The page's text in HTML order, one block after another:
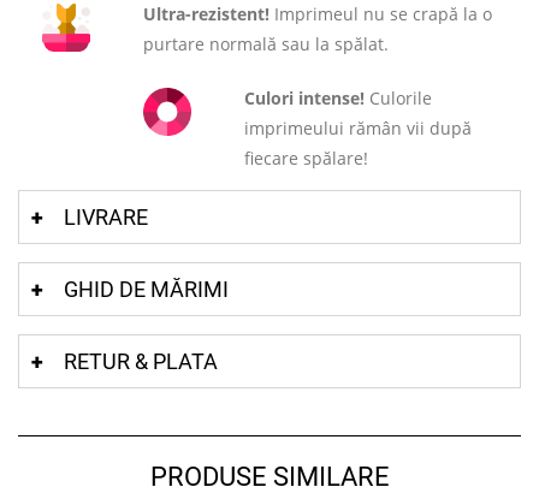
Ultra-rezistent! Imprimeul nu se crapă la o
purtare normală sau la spălat.
Culori intense! Culorile
imprimeului rămân vii după
fiecare spălare!
LIVRARE
GHID DE MĂRIMI
RETUR & PLATA
PRODUSE SIMILARE